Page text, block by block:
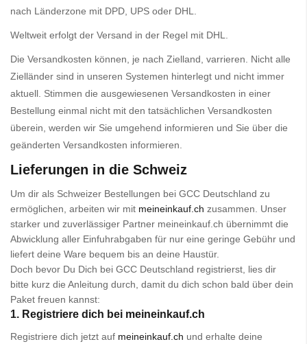
nach Länderzone mit DPD, UPS oder DHL.
Weltweit erfolgt der Versand in der Regel mit DHL.
Die Versandkosten können, je nach Zielland, varrieren. Nicht alle
Zielländer sind in unseren Systemen hinterlegt und nicht immer
aktuell. Stimmen die ausgewiesenen Versandkosten in einer
Bestellung einmal nicht mit den tatsächlichen Versandkosten
überein, werden wir Sie umgehend informieren und Sie über die
geänderten Versandkosten informieren.
Lieferungen in die Schweiz
Um dir als Schweizer Bestellungen bei GCC Deutschland zu
ermöglichen, arbeiten wir mit meineinkauf.ch zusammen. Unser
starker und zuverlässiger Partner meineinkauf.ch übernimmt die
Abwicklung aller Einfuhrabgaben für nur eine geringe Gebühr und
liefert deine Ware bequem bis an deine Haustür.
Doch bevor Du Dich bei GCC Deutschland registrierst, lies dir
bitte kurz die Anleitung durch, damit du dich schon bald über dein
Paket freuen kannst:
1. Registriere dich bei meineinkauf.ch
Registriere dich jetzt auf meineinkauf.ch und erhalte deine